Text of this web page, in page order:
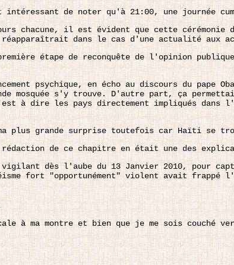
de noter qu'à 21:00, une journée
chacune, il est évident que cette cérémonie
dans le cas d'une actualité aux
étape de reconquête de l'opinion
psychique, en écho au discours du pape
mosquée s'y trouve. D'autre part, ça
à dire les pays directement impliqués
plus grande surprise toutefois car Haïti se
de ce chapitre en était une des
dès l'aube du 13 Janvier 2010, pour
séisme fort "opportunément" violent avait
à ma montre et bien que je me sois couché